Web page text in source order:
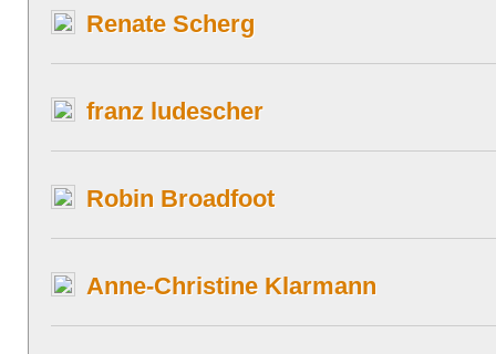
Renate Scherg
franz ludescher
Robin Broadfoot
Anne-Christine Klarmann